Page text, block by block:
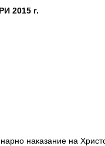
2015 г.
наказание на